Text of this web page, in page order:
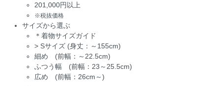
201,000円以上
※税抜価格
サイズから選ぶ
＊着物サイズガイド
> Sサイズ (身丈：～155cm)
細め (前幅：～22.5cm)
ふつう幅 (前幅：23～25.5cm)
広め (前幅：26cm～)